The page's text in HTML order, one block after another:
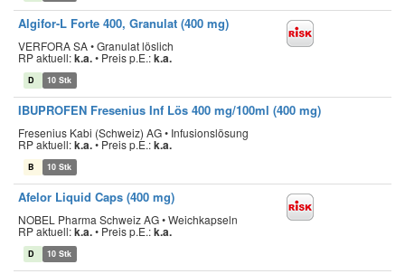
Algifor-L Forte 400, Granulat (400 mg)
VERFORA SA • Granulat löslich
RP aktuell:k.a.• Preis p.E.:k.a.
D 10 Stk
IBUPROFEN Fresenius Inf Lös 400 mg/100ml (400 mg)
Fresenius Kabi (Schweiz) AG • Infusionslösung
RP aktuell:k.a.• Preis p.E.:k.a.
B 10 Stk
Afelor Liquid Caps (400 mg)
NOBEL Pharma Schweiz AG • Weichkapseln
RP aktuell:k.a.• Preis p.E.:k.a.
D 10 Stk